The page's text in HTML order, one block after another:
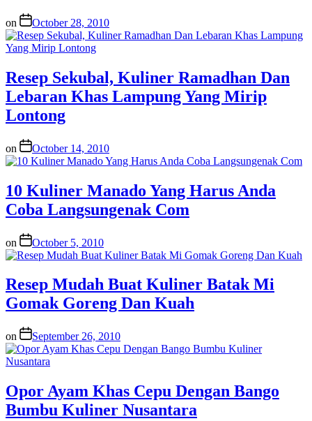
on October 28, 2010
Resep Sekubal, Kuliner Ramadhan Dan
Lebaran Khas Lampung Yang Mirip
Lontong
on October 14, 2010
10 Kuliner Manado Yang Harus Anda
Coba Langsungenak Com
on October 5, 2010
Resep Mudah Buat Kuliner Batak Mi
Gomak Goreng Dan Kuah
on September 26, 2010
Opor Ayam Khas Cepu Dengan Bango
Bumbu Kuliner Nusantara